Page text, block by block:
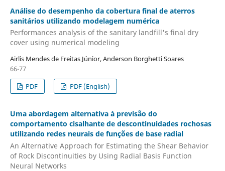
Análise do desempenho da cobertura final de aterros
sanitários utilizando modelagem numérica
Performances analysis of the sanitary landfill's final dry
cover using numerical modeling
Airlis Mendes de Freitas Júnior, Anderson Borghetti Soares
66-77
PDF
PDF (English)
Uma abordagem alternativa à previsão do
comportamento cisalhante de descontinuidades rochosas
utilizando redes neurais de funções de base radial
An Alternative Approach for Estimating the Shear Behavior
of Rock Discontinuities by Using Radial Basis Function
Neural Networks